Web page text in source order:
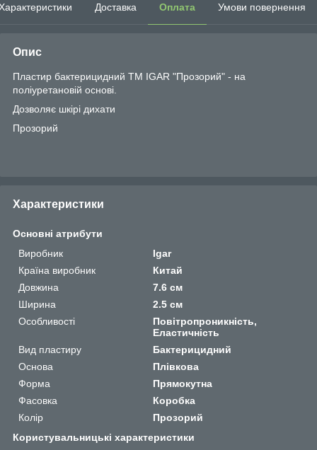
Доставка Оплата Умови повернення
Опис
Пластир бактерицидний ТМ IGAR "Прозорий" - на
поліуретановій основі.
Дозволяє шкірі дихати
Прозорий
Характеристики
Основні атрибути
Виробник
Igar
Країна виробник
Китай
Довжина
7.6 см
Ширина
2.5 см
Особливості
Повітропроникність,
Еластичність
Вид пластиру
Бактерицидний
Основа
Плівкова
Форма
Прямокутна
Фасовка
Коробка
Колір
Прозорий
Користувальницькі характеристики